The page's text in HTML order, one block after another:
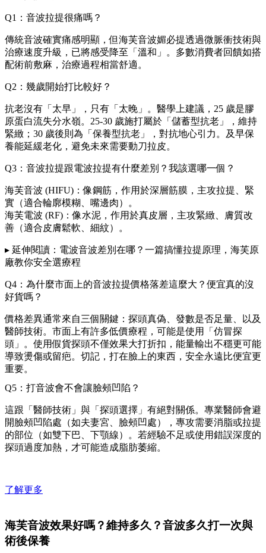
Q1：音波拉提很痛嗎？
傳統音波確實痛感明顯，但海芙音波媚必提透過微脈衝技術與
治療速度升級，已將感受降至「溫和」。多數消費者回饋如搭
配術前敷麻，治療過程相當舒適。
Q2：幾歲開始打比較好？
抗老沒有「太早」，只有「太晚」。醫學上建議，25 歲是膠
原蛋白流失分水嶺。25-30 歲施打屬於「儲蓄型抗老」，維持
緊緻；30 歲後則為「保養型抗老」，對抗地心引力。及早保
養能延緩老化，避免未來需要動刀拉皮。
Q3：音波拉提跟電波拉提有什麼差別？我該選哪一個？
海芙音波 (HIFU)：像鋼筋，作用於深層筋膜，主攻拉提、緊
實（適合輪廓模糊、嘴邊肉）。
海芙電波 (RF)：像水泥，作用於真皮層，主攻緊緻、膚質改
善（適合皮膚鬆軟、細紋）。
▸ 延伸閱讀：電波音波差別在哪？一篇搞懂拉提原理，海芙原
廠教你安全選療程
Q4：為什麼市面上的音波拉提價格落差這麼大？便宜真的沒
好貨嗎？
價格差異通常來自三個關鍵：探頭真偽、發數是否足量、以及
醫師技術。市面上有許多低價療程，可能是使用「仿冒探
頭」。使用假貨探頭不僅效果大打折扣，能量輸出不穩更可能
導致燙傷或留疤。切記，打在臉上的東西，安全永遠比便宜更
重要。
Q5：打音波會不會讓臉頰凹陷？
這跟「醫師技術」與「探頭選擇」有絕對關係。專業醫師會避
開臉頰凹陷處（如夫妻宮、臉頰凹處），專攻需要消脂或拉提
的部位（如雙下巴、下顎線）。若經驗不足或使用錯誤深度的
探頭過度加熱，才可能造成脂肪萎縮。
了解更多
海芙音波效果好嗎？維持多久？音波多久打一次與
術後保養